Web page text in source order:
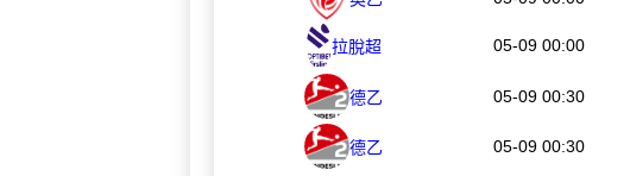
拉脫超 05-09 00:00
德乙 05-09 00:30
德乙 05-09 00:30